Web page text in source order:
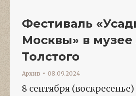
Фестиваль
Москвы» в музее
Толстого
Архив 08.09.2024
8 сентября